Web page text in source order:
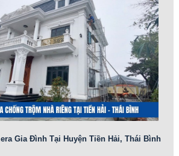
Gia Đình Tại Huyện Tiền Hải, Thái Bình